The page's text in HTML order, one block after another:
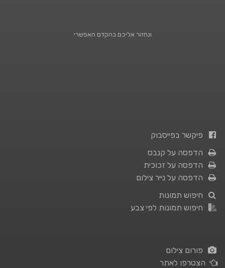
ונחזור אליכם בהקדם האפשרי
פיקשר בפייסבוק
הדפסה על קנבס
הדפסה על זכוכית
הדפסה על נייר צילום
חיפוש תמונות
חיפוש תמונות לפי צבע
פורום צילום
הצטרפו לאתר